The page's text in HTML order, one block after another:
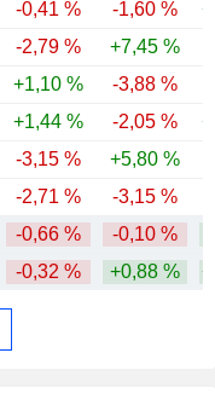
-0,41 % -1,60 %
-2,79 % +7,45 %
+1,10 % -3,88 %
+1,44 % -2,05 %
-3,15 % +5,80 %
-2,71 % -3,15 %
-0,66 % -0,10 %
-0,32 % +0,88 %